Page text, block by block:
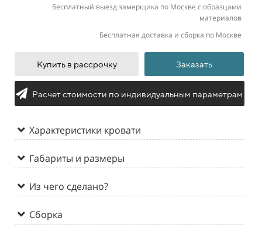
Бесплатный выезд замерщика по Москве с образцами
материалов
Бесплатная доставка и сборка по Москве
Купить в рассрочку Заказать
Расчет стоимости по индивидуальным параметрам
Характеристики кровати
Габариты и размеры
Из чего сделано?
Сборка